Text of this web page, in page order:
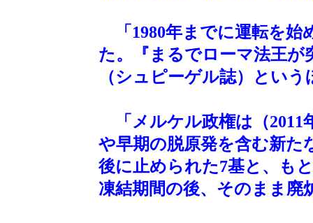
「1980年までに運転を
た。『まるでローマ法王
（シュピーゲル誌）とい
「メルケル政権は（
や早期の脱原発を含む新た
後に止められた7基と、も
凍結期間の後、そのまま廃